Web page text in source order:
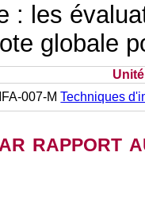
: les
globale
007-MTechniques
rapport